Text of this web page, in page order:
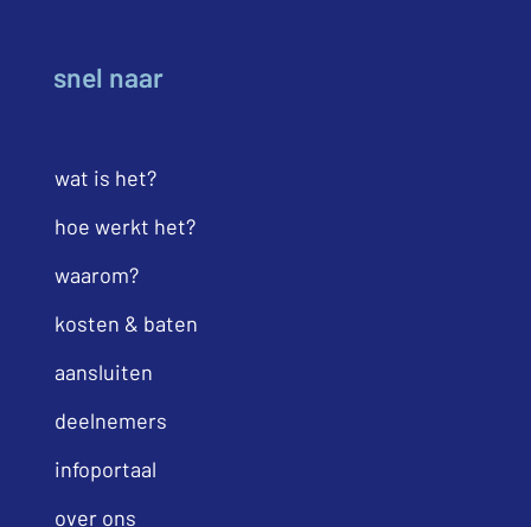
snel naar
wat is het?
hoe werkt het?
waarom?
kosten & baten
aansluiten
deelnemers
infoportaal
over ons